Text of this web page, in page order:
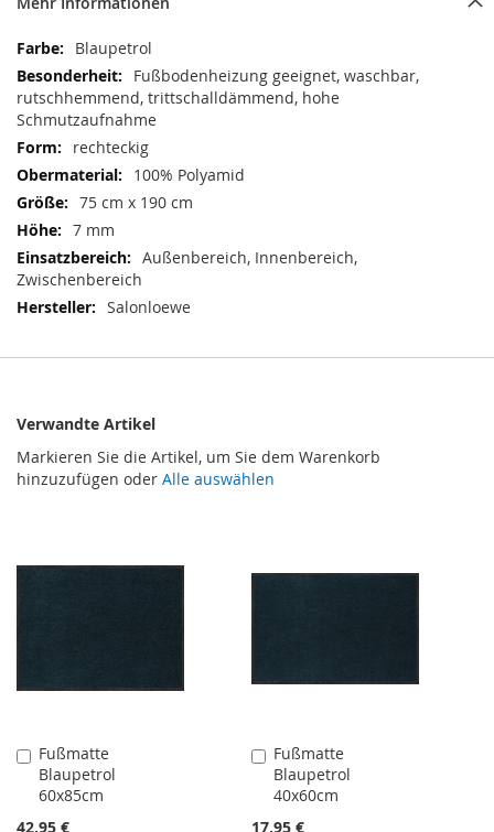
Mehr
Informationen
Blaupetrol
Fußbodenheizung geeignet, waschbar,
rutschhemmend, trittschalldämmend, hohe
Schmutzaufnahme
rechteckig
100% Polyamid
75 cm x 190 cm
7 mm
Außenbereich, Innenbereich,
Zwischenbereich
Salonloewe
Verwandte Artikel
Markieren Sie die Artikel, um Sie dem Warenkorb
hinzuzufügen oder Alle auswählen
Fußmatte
Blaupetrol
60x85cm
42,95 €
In
den
Warenkorb
Fußmatte
Blaupetrol
40x60cm
17,95 €
In
den
Warenkorb